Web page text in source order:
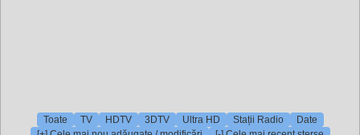
Toate TV HDTV 3DTV Ultra HD Stații Radio
Date